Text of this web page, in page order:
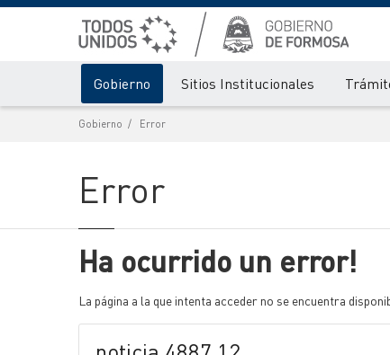
Gobierno Sitios Institucionales
Gobierno Error
Error
Ha ocurrido un error!
La página a la que intenta acceder no se encuentra